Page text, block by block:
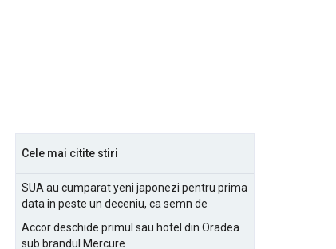
Cele mai citite stiri
SUA au cumparat yeni japonezi pentru prima
data in peste un deceniu, ca semn de
Accor deschide primul sau hotel din Oradea
sub brandul Mercure